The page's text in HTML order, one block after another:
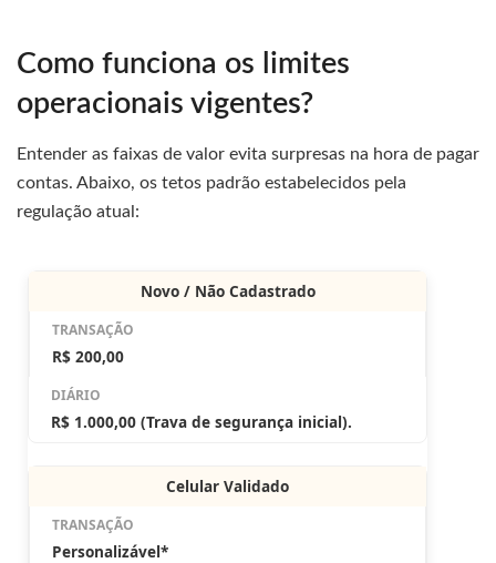
Como funciona os limites
operacionais vigentes?
Entender as faixas de valor evita surpresas na hora de pagar
contas. Abaixo, os tetos padrão estabelecidos pela
regulação atual:
Novo / Não Cadastrado
R$ 200,00
R$ 1.000,00 (Trava de segurança inicial).
Celular Validado
Personalizável*